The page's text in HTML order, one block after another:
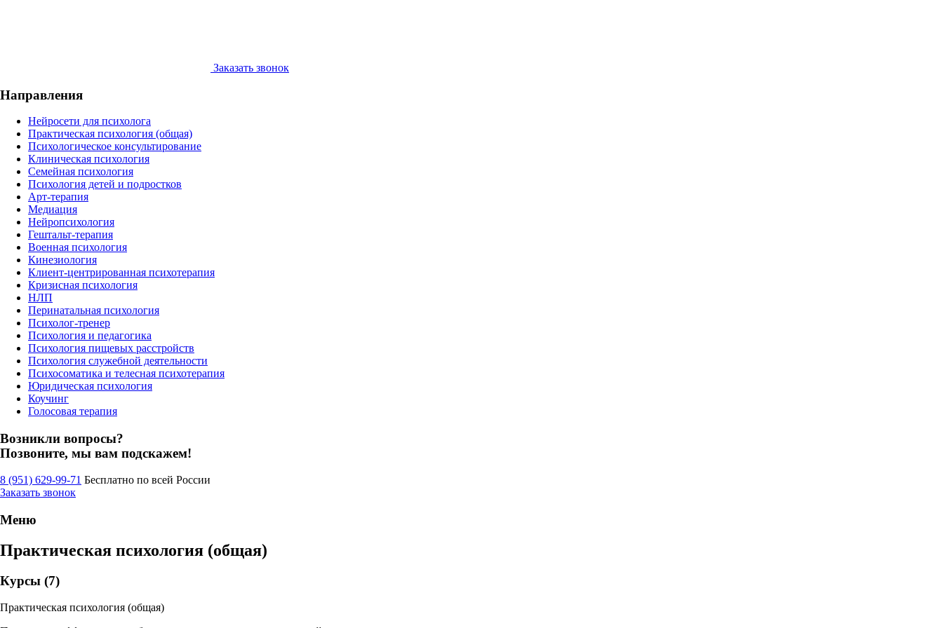
Заказать звонок
Направления
Нейросети для психолога
Практическая психология (общая)
Психологическое консультирование
Клиническая психология
Семейная психология
Психология детей и подростков
Арт-терапия
Медиация
Нейропсихология
Гештальт-терапия
Военная психология
Кинезиология
Клиент-центрированная психотерапия
Кризисная психология
НЛП
Перинатальная психология
Психолог-тренер
Психология и педагогика
Психология пищевых расстройств
Психология служебной деятельности
Психосоматика и телесная психотерапия
Юридическая психология
Коучинг
Голосовая терапия
Возникли вопросы?
Позвоните, мы вам подскажем!
8 (951) 629-99-71 Бесплатно по всей России
Заказать звонок
Меню
Практическая психология (общая)
Курсы (7)
Практическая психология (общая)